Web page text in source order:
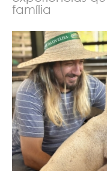
família